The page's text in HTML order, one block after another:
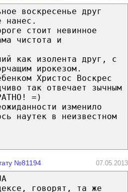
воскресенье друг
нанес.
стоит невинное
чистота и
как изолента друг, с
ирокезом.
Христос Воскрес
так отвечает зычным
=)
изменило
наутек в неизвестном
№81194 07.05.2013
говорят, та же